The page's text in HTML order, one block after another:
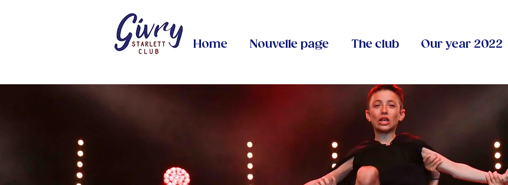
Home Nouvelle page The club Our year 2022